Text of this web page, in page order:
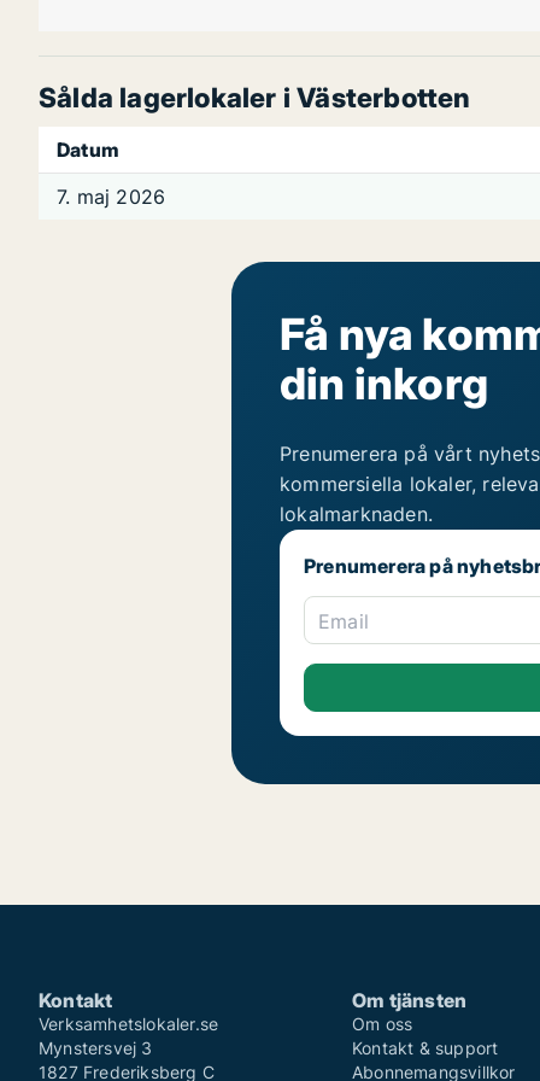
Sålda lagerlokaler i Västerbotten
Datum
7. maj 2026
Få nya
din inkorg
Prenumerera på vårt
kommersiella lokaler,
lokalmarknaden.
Prenumerera på
Email
Kontakt
Verksamhetslokaler.se
Mynstersvej 3
1827 Frederiksberg C
Om tjänsten
Om oss
Kontakt & support
Abonnemangsvillkor